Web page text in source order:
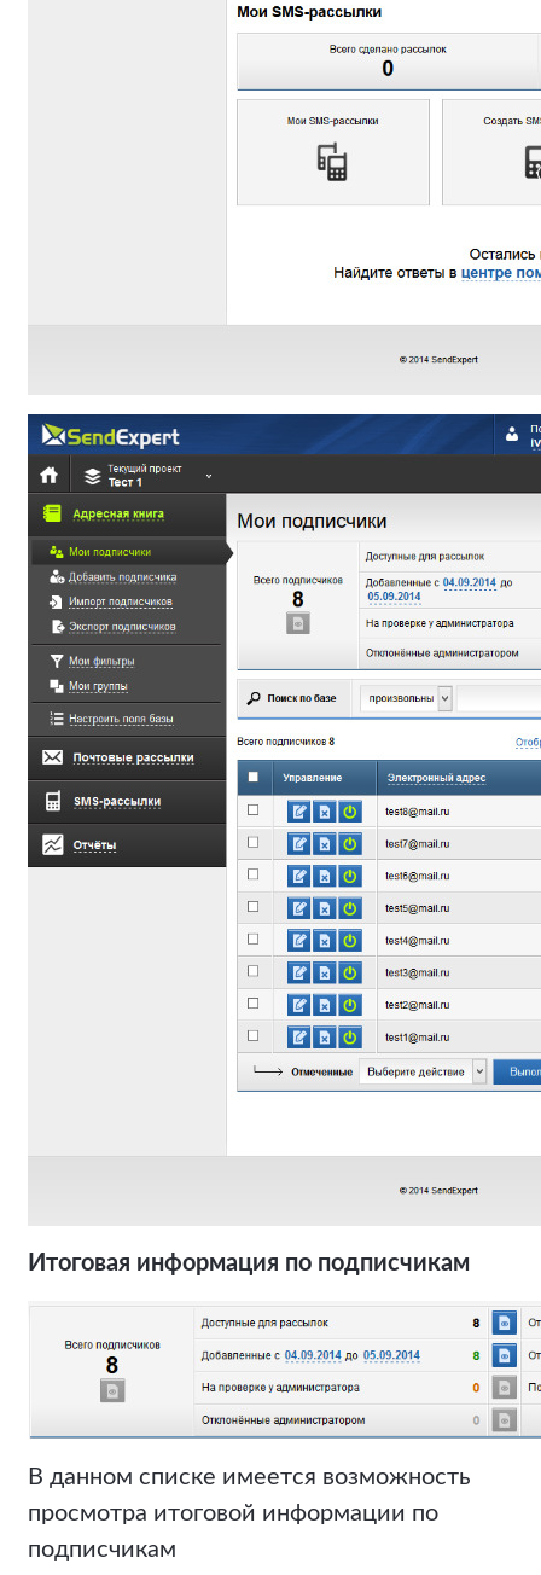
Итоговая информация по подписчикам
В данном списке имеется возможность
просмотра итоговой информации по
подписчикам